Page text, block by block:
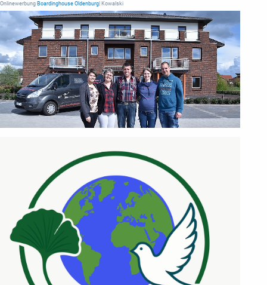
Onlinewerbung Boardinghouse Oldenburg | Kowalski